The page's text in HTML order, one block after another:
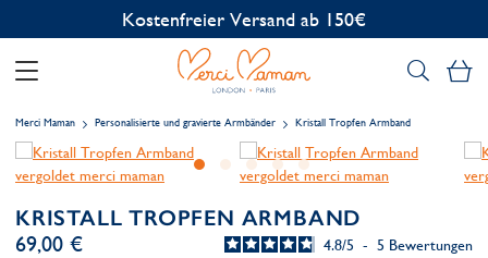
Kostenfreier Versand ab 150€
Merci Maman Personalisierte und gravierte Armbänder Kristall Tropfen Armband
KRISTALL TROPFEN ARMBAND
4.8/5 - 5 Bewertungen
69,00 €